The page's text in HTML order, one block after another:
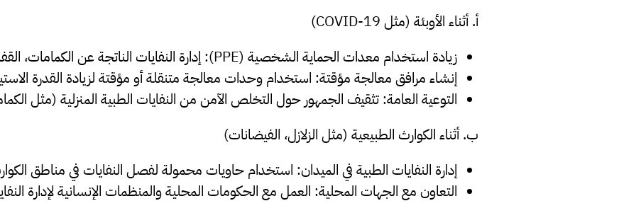
أ. أثناء الأوبئة (مثل
زيادة استخدام معدات الحماية الشخصية (PPE)
: إدارة النفايات الناتجة عن الكمامات،
إنشاء مرافق معالجة مؤقتة: استخدام وحدات معالجة متنقلة أو مؤقتة لزيادة القدرة
التوعية العامة: تثقيف الجمهور حول التخلص الآمن من النفايات الطبية المنزلية (مثل
ب. أثناء الكوارث الطبيعية (مثل الزلازل، الفيضانات)
إدارة النفايات الطبية في الميدان: استخدام حاويات محمولة لفصل النفايات في مناطق
التعاون مع الجهات المحلية: العمل مع الحكومات المحلية والمنظمات الإنسانية لإدارة